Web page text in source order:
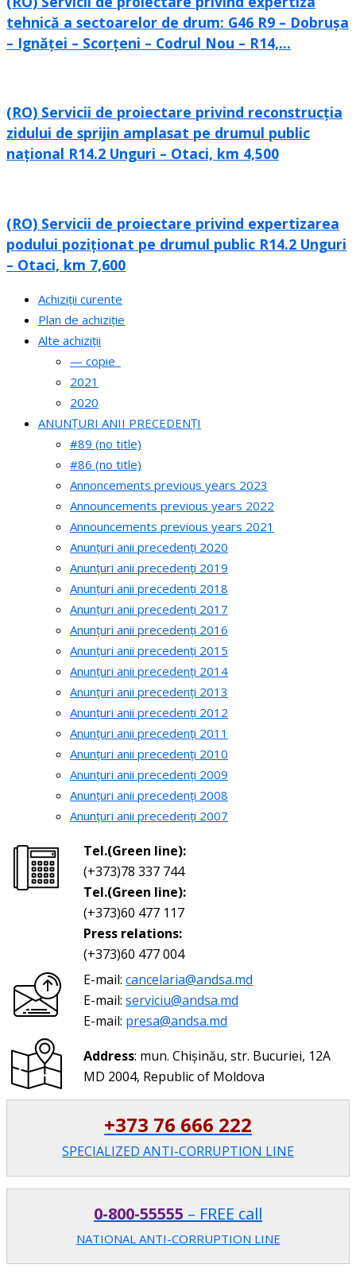
tehnică a sectoarelor de drum: G46 R9 – Dobrușa
– Ignăței – Scorțeni – Codrul Nou – R14,...
(RO) Servicii de proiectare privind reconstrucția
zidului de sprijin amplasat pe drumul public
național R14.2 Unguri – Otaci, km 4,500
(RO) Servicii de proiectare privind expertizarea
podului poziționat pe drumul public R14.2 Unguri
– Otaci, km 7,600
Achiziții curente
Plan de achiziție
Alte achiziții
— copie_
2021
2020
ANUNȚURI ANII PRECEDENȚI
#89 (no title)
#86 (no title)
Annoncements previous years 2023
Announcements previous years 2022
Announcements previous years 2021
Anunțuri anii precedenți 2020
Anunțuri anii precedenți 2019
Anunțuri anii precedenți 2018
Anunțuri anii precedenți 2017
Anunțuri anii precedenți 2016
Anunțuri anii precedenți 2015
Anunțuri anii precedenți 2014
Anunțuri anii precedenți 2013
Anunțuri anii precedenți 2012
Anunțuri anii precedenți 2011
Anunțuri anii precedenți 2010
Anunțuri anii precedenți 2009
Anunțuri anii precedenți 2008
Anunțuri anii precedenți 2007
Tel.(Green line):
(+373)78 337 744
Tel.(Green line):
(+373)60 477 117
Press relations:
(+373)60 477 004
E-mail: cancelaria@andsa.md
E-mail: serviciu@andsa.md
E-mail: presa@andsa.md
Address: mun. Chișinău, str. Bucuriei, 12A
MD 2004, Republic of Moldova
+373 76 666 222
SPECIALIZED ANTI-CORRUPTION LINE
0-800-55555 – FREE call
NATIONAL ANTI-CORRUPTION LINE